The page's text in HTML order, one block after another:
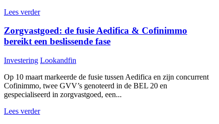
Lees verder
Zorgvastgoed: de fusie Aedifica & Cofinimmo
bereikt een beslissende fase
Investering Lookandfin
Op 10 maart markeerde de fusie tussen Aedifica en zijn concurrent
Cofinimmo, twee GVV’s genoteerd in de BEL 20 en
gespecialiseerd in zorgvastgoed, een...
Lees verder